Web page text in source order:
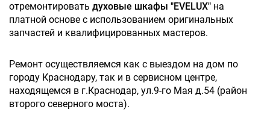
отремонтировать духовые шкафы "EVELUX" на
платной основе с использованием оригинальных
запчастей и квалифицированных мастеров.
Ремонт осуществляемся как с выездом на дом по
городу Краснодару, так и в сервисном центре,
находящемся в г.Краснодар, ул.9-го Мая д.54 (район
второго северного моста).